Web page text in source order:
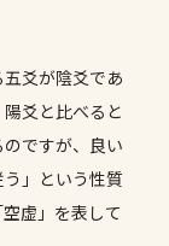
五爻が陰爻であ
爻と比べると
ですが、良い
」という性質
虚」を表して